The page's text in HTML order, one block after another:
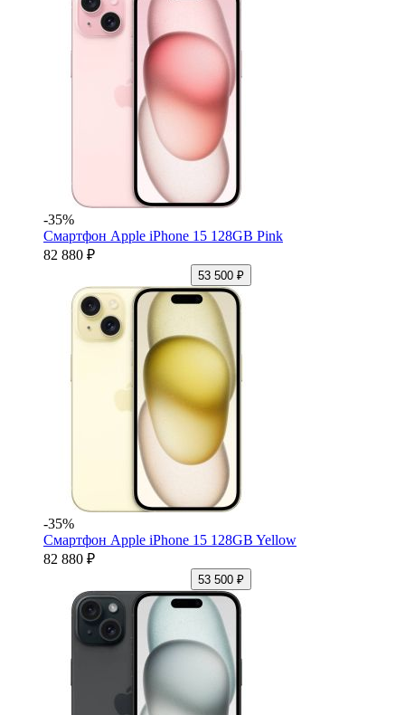
-35%
Смартфон Apple iPhone 15 128GB Pink
82 880 ₽
53 500 ₽
-35%
Смартфон Apple iPhone 15 128GB Yellow
82 880 ₽
53 500 ₽